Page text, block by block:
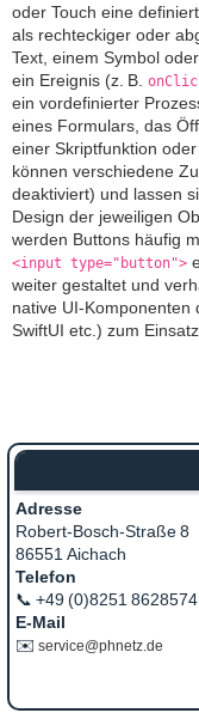
oder Touch eine
als rechteckiger oder
Text, einem Symbol
ein Ereignis (z. B.
ein vordefinierter
eines Formulars, das
einer Skriptfunktion
können verschiedene
deaktiviert) und lassen
Design der jeweiligen
werden Buttons häufig
<input type="button">
weiter gestaltet und
native
SwiftUI etc.) zum Einsatz.
Adresse
Robert‑Bosch‑Straße 8
86551 Aichach
Telefon
📞 +49 (0)8251 8628574
E‑Mail
✉️ service@phnetz.de